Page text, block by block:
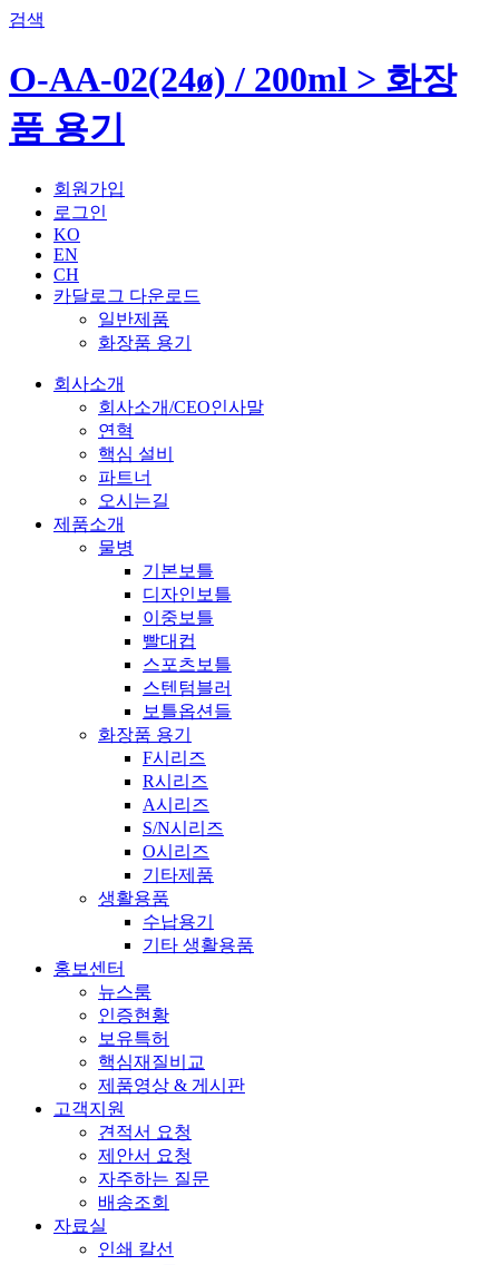
검색
O-AA-02(24ø) / 200ml > 화장
품 용기
회원가입
로그인
KO
EN
CH
카달로그 다운로드
일반제품
화장품 용기
회사소개
회사소개/CEO인사말
연혁
핵심 설비
파트너
오시는길
제품소개
물병
기본보틀
디자인보틀
이중보틀
빨대컵
스포츠보틀
스텐텀블러
보틀옵션들
화장품 용기
F시리즈
R시리즈
A시리즈
S/N시리즈
O시리즈
기타제품
생활용품
수납용기
기타 생활용품
홍보센터
뉴스룸
인증현황
보유특허
핵심재질비교
제품영상 & 게시판
고객지원
견적서 요청
제안서 요청
자주하는 질문
배송조회
자료실
인쇄 칼선